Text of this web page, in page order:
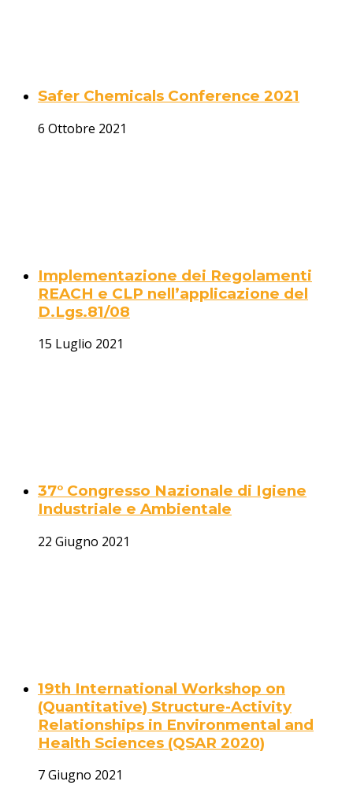
Safer Chemicals Conference 2021
6 Ottobre 2021
Implementazione dei Regolamenti
REACH e CLP nell’applicazione del
D.Lgs.81/08
15 Luglio 2021
37° Congresso Nazionale di Igiene
Industriale e Ambientale
22 Giugno 2021
19th International Workshop on
(Quantitative) Structure-Activity
Relationships in Environmental and
Health Sciences (QSAR 2020)
7 Giugno 2021